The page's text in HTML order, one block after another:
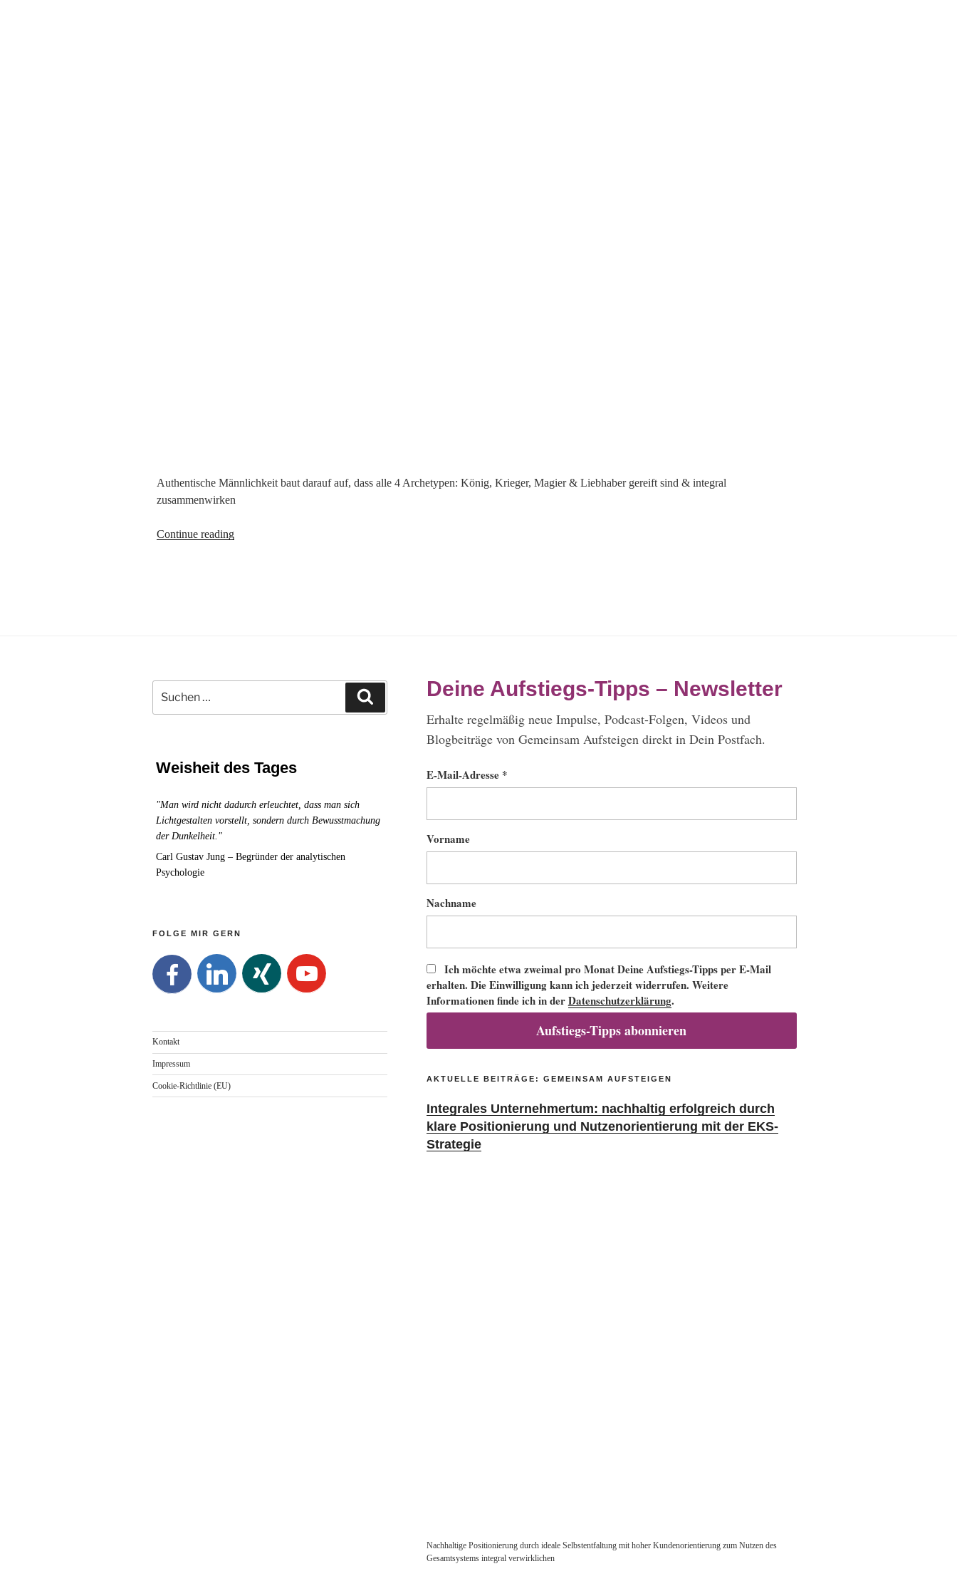
Authentische Männlichkeit baut darauf auf, dass alle 4 Archetypen: König, Krieger, Magier & Liebhaber gereift sind & integral
zusammenwirken
Continue readingWann
21.
nach:
Weisheit des Tages
"Man wird nicht dadurch erleuchtet, dass man sich
Lichtgestalten vorstellt, sondern durch Bewusstmachung
der Dunkelheit."
Carl Gustav Jung – Begründer der analytischen
Psychologie
FOLGE MIR GERN
Kontakt
Impressum
Cookie-Richtlinie (EU)
Deine Aufstiegs-Tipps – Newsletter
Erhalte regelmäßig neue Impulse, Podcast-Folgen, Videos und
Blogbeiträge von Gemeinsam Aufsteigen direkt in Dein Postfach.
E-Mail-Adresse *
Vorname
Nachname
Ich möchte etwa zweimal pro Monat Deine Aufstiegs-Tipps per E-Mail
erhalten. Die Einwilligung kann ich jederzeit widerrufen. Weitere
Informationen finde ich in derDatenschutzerklärung.
Aufstiegs-Tipps abonnieren
AKTUELLE BEITRÄGE: GEMEINSAM AUFSTEIGEN
Integrales Unternehmertum: nachhaltig erfolgreich durch
klare Positionierung und Nutzenorientierung mit der EKS-
Strategie
Nachhaltige Positionierung durch ideale Selbstentfaltung mit hoher Kundenorientierung zum Nutzen des
Gesamtsystems integral verwirklichen